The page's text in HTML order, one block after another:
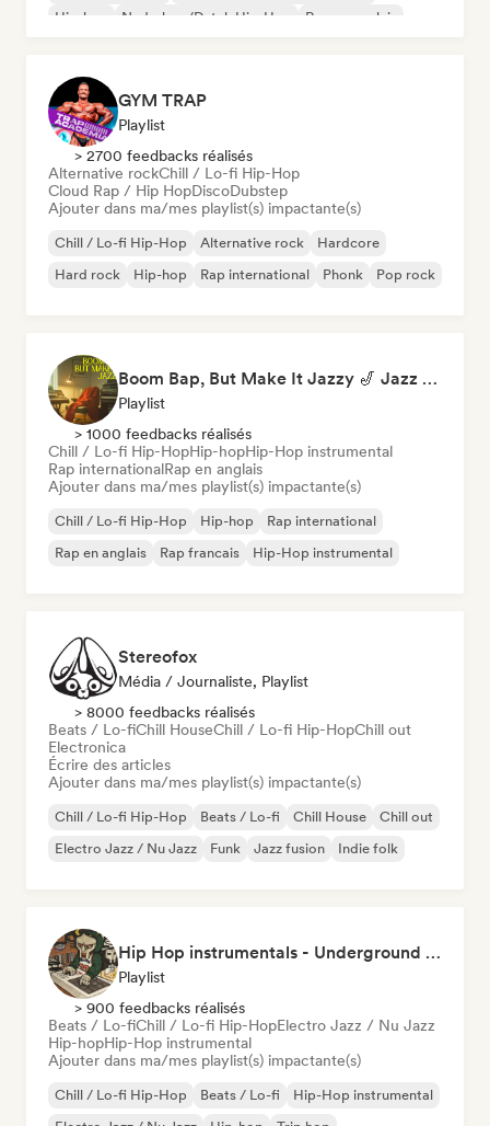
Hip-hop
Nederhop/Dutch Hip-Hop
Rap en anglais
GYM TRAP
Playlist
> 2700 feedbacks réalisés
Alternative rockChill / Lo-fi Hip-Hop
Cloud Rap / Hip HopDiscoDubstep
Ajouter dans ma/mes playlist(s) impactante(s)
Chill / Lo-fi Hip-Hop Alternative rock
Hardcore
Hard rock
Hip-hop Rap international Phonk Pop rock
Boom Bap, But Make It Jazzy 🎷 Jazz Rap, Underground & Conscious Hip-Hop
Playlist
> 1000 feedbacks réalisés
Chill / Lo-fi Hip-HopHip-hopHip-Hop instrumental
Rap internationalRap en anglais
Ajouter dans ma/mes playlist(s) impactante(s)
Chill / Lo-fi Hip-Hop Hip-hop
Rap international
Rap en anglais
Rap francais Hip-Hop instrumental
Stereofox
Média / Journaliste, Playlist
> 8000 feedbacks réalisés
Beats / Lo-fiChill HouseChill / Lo-fi Hip-HopChill out
Electronica
Écrire des articles
Ajouter dans ma/mes playlist(s) impactante(s)
Chill / Lo-fi Hip-Hop Beats / Lo-fi Chill House
Chill out
Electro Jazz / Nu Jazz
Funk Jazz fusion Indie folk
Hip Hop instrumentals - Underground boombap & Lo Fi Hip Hop (by Snaap)
Playlist
> 900 feedbacks réalisés
Beats / Lo-fiChill / Lo-fi Hip-HopElectro Jazz / Nu Jazz
Hip-hopHip-Hop instrumental
Ajouter dans ma/mes playlist(s) impactante(s)
Chill / Lo-fi Hip-Hop Beats / Lo-fi
Hip-Hop instrumental